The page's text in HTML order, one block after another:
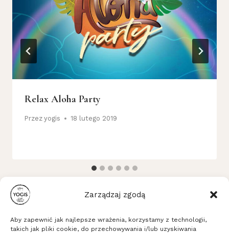
Zarządzaj zgodą
Aby zapewnić jak najlepsze wrażenia, korzystamy z technologii,
takich jak pliki cookie, do przechowywania i/lub uzyskiwania
Relax Aloha Party
Przez yogis 18 lutego 2019